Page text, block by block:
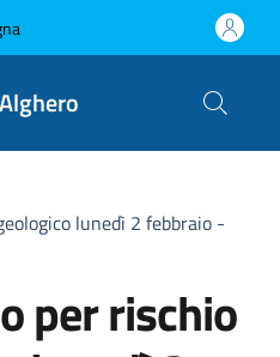
lunedì 2 febbraio -
per rischio